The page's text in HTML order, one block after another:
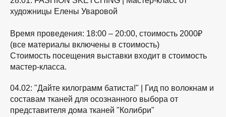
художницы Елены Уваровой
Время проведения: 18:00 – 20:00, стоимость 2000₽
(все материалы включены в стоимость)
Стоимость посещения выставки входит в стоимость
мастер-класса.
04.02: "Дайте килограмм батиста!" |
Гид по волокнам и
составам тканей для осознанного выбора от
представителя дома тканей "Колибри"